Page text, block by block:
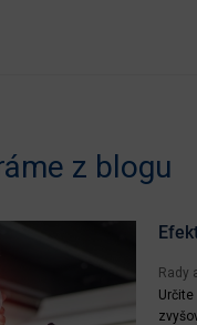
z blogu
Rady